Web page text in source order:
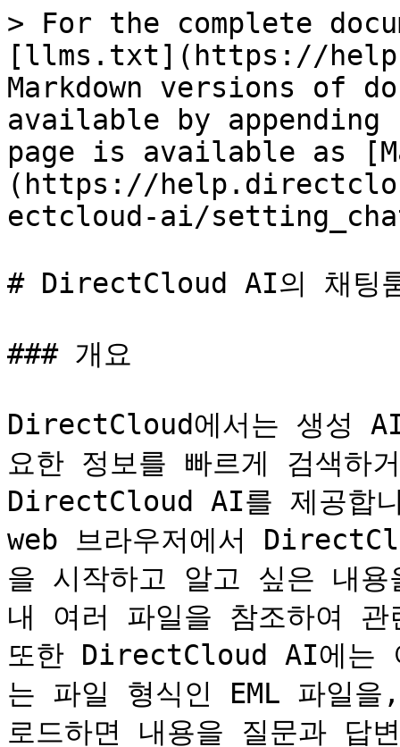
> For the complete
[llms.txt](https://
Markdown versions of
available by
page is available as
(https://
ectcloud-ai/
# DirectCloud AI의 채팅
### 개요
DirectCloud에서는 생성
요한 정보를 빠르게 검색하
DirectCloud AI를 제공합
web 브라우저에서
을 시작하고 알고 싶은 내
내 여러 파일을 참조하여
또한 DirectCloud AI에는
는 파일 형식인 EML 파일
로드하면 내용을 질문과 답